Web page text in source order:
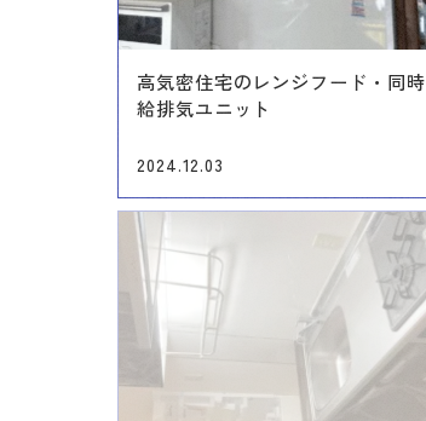
高気密住宅のレンジフード・同時
給排気ユニット
2024.12.03